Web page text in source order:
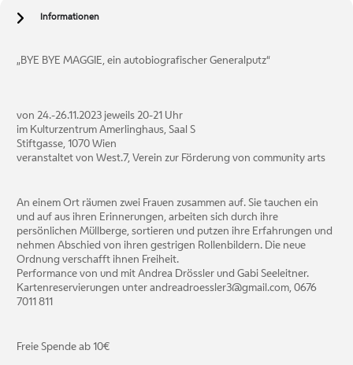
Informationen
„BYE BYE MAGGIE, ein autobiografischer Generalputz“
von 24.-26.11.2023 jeweils 20-21 Uhr
im Kulturzentrum Amerlinghaus, Saal S
Stiftgasse, 1070 Wien
veranstaltet von West.7, Verein zur Förderung von community arts
An einem Ort räumen zwei Frauen zusammen auf. Sie tauchen ein
und auf aus ihren Erinnerungen, arbeiten sich durch ihre
persönlichen Müllberge, sortieren und putzen ihre Erfahrungen und
nehmen Abschied von ihren gestrigen Rollenbildern. Die neue
Ordnung verschafft ihnen Freiheit.
Performance von und mit Andrea Drössler und Gabi Seeleitner.
Kartenreservierungen unter andreadroessler3@gmail.com, 0676
7011 811
Freie Spende ab 10€